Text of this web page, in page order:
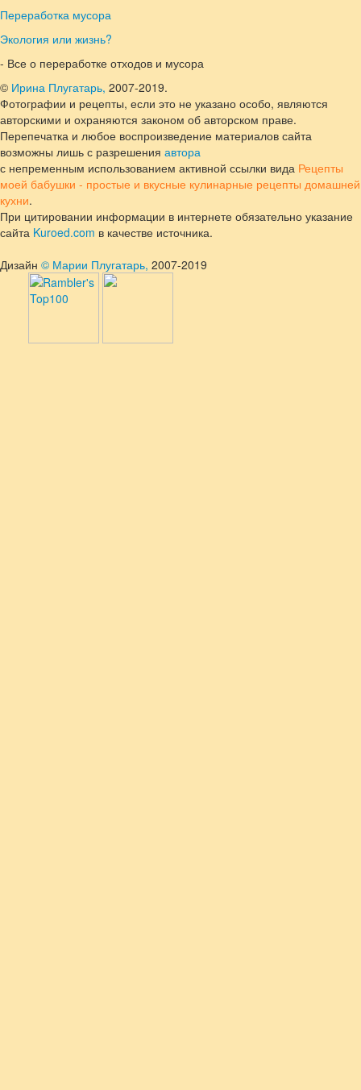
Переработка мусора
Экология или жизнь?
- Все о переработке отходов и мусора
© Ирина Плугатарь, 2007-2019.
Фотографии и рецепты, если это не указано особо, являются
авторскими и охраняются законом об авторском праве.
Перепечатка и любое воспроизведение материалов сайта
возможны лишь с разрешения автора
с непременным использованием активной ссылки вида Рецепты
моей бабушки - простые и вкусные кулинарные рецепты домашней
кухни.
При цитировании информации в интернете обязательно указание
сайта Kuroed.com в качестве источника.
Дизайн © Марии Плугатарь, 2007-2019